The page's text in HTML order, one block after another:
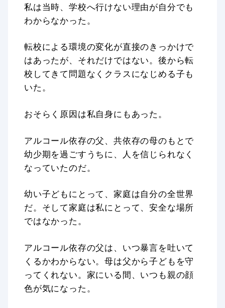
私は当時、学校へ行けない理由が自分でも
わからなかった。
転校による環境の変化が直接のきっかけで
はあったが、それだけではない。後から転
校してきて問題なくクラスになじめる子も
いた。
おそらく原因は私自身にもあった。
アルコール依存の父、共依存の母のもとで
幼少期を過ごすうちに、人を信じられなく
なっていたのだ。
幼い子どもにとって、家庭は自分の全世界
だ。そして家庭は私にとって、安全な場所
ではなかった。
アルコール依存の父は、いつ暴言を吐いて
くるかわからない。母は父から子どもを守
ってくれない。家にいる間、いつも親の顔
色が気になった。